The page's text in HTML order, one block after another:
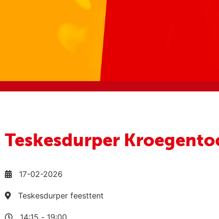
Teskesdurper
17-02-2026
Teskesdurper feesttent